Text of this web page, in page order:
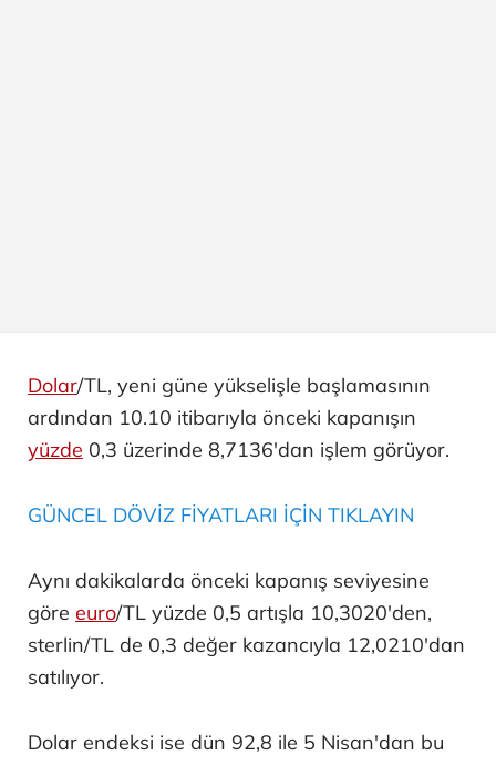
Dolar/TL, yeni güne yükselişle başlamasının
ardından 10.10 itibarıyla önceki kapanışın
yüzde 0,3 üzerinde 8,7136'dan işlem görüyor.
GÜNCEL DÖVİZ FİYATLARI İÇİN TIKLAYIN
Aynı dakikalarda önceki kapanış seviyesine
göre euro/TL yüzde 0,5 artışla 10,3020'den,
sterlin/TL de 0,3 değer kazancıyla 12,0210'dan
satılıyor.
Dolar endeksi ise dün 92,8 ile 5 Nisan'dan bu